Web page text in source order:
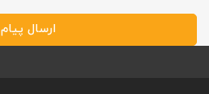
ارسال پیام